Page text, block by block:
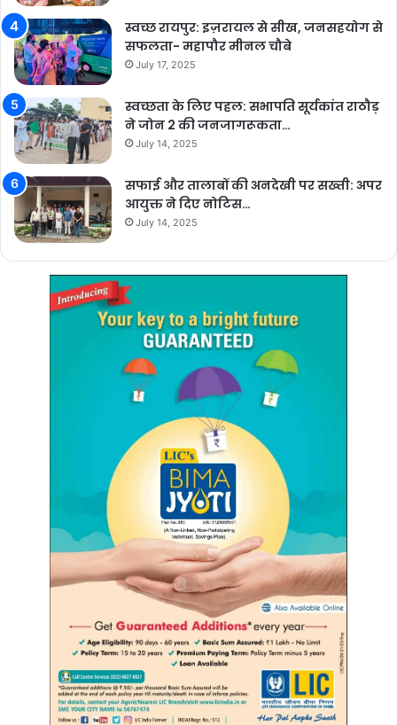
स्वच्छ रायपुर: इज़रायल से सीख, जनसहयोग से
सफलता- महापौर मीनल चौबे
July 17, 2025
स्वच्छता के लिए पहल: सभापति सूर्यकांत राठौड़
ने जोन 2 की जनजागरूकता…
July 14, 2025
सफाई और तालाबों की अनदेखी पर सख्ती: अपर
आयुक्त ने दिए नोटिस…
July 14, 2025